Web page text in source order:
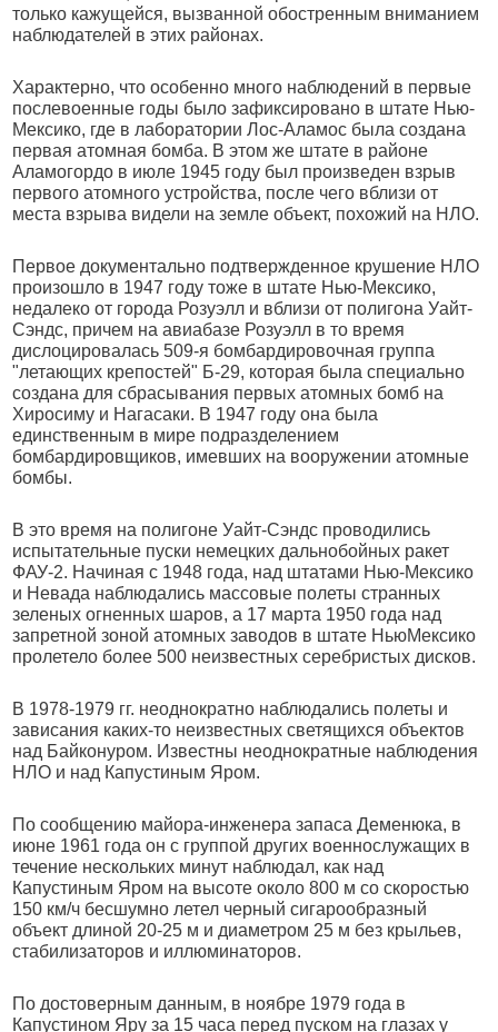
только кажущейся, вызванной обостренным вниманием
наблюдателей в этих районах.
Характерно, что особенно много наблюдений в первые
послевоенные годы было зафиксировано в штате Нью-
Мексико, где в лаборатории Лос-Аламос была создана
первая атомная бомба. В этом же штате в районе
Аламогордо в июле 1945 году был произведен взрыв
первого атомного устройства, после чего вблизи от
места взрыва видели на земле объект, похожий на НЛО.
Первое документально подтвержденное крушение НЛО
произошло в 1947 году тоже в штате Нью-Мексико,
недалеко от города Розуэлл и вблизи от полигона Уайт-
Сэндс, причем на авиабазе Розуэлл в то время
дислоцировалась 509-я бомбардировочная группа
"летающих крепостей" Б-29, которая была специально
создана для сбрасывания первых атомных бомб на
Хиросиму и Нагасаки. В 1947 году она была
единственным в мире подразделением
бомбардировщиков, имевших на вооружении атомные
бомбы.
В это время на полигоне Уайт-Сэндс проводились
испытательные пуски немецких дальнобойных ракет
ФАУ-2. Начиная с 1948 года, над штатами Нью-Мексико
и Невада наблюдались массовые полеты странных
зеленых огненных шаров, а 17 марта 1950 года над
запретной зоной атомных заводов в штате НьюМексико
пролетело более 500 неизвестных серебристых дисков.
В 1978-1979 гг. неоднократно наблюдались полеты и
зависания каких-то неизвестных светящихся объектов
над Байконуром. Известны неоднократные наблюдения
НЛО и над Капустиным Яром.
По сообщению майора-инженера запаса Деменюка, в
июне 1961 года он с группой других военнослужащих в
течение нескольких минут наблюдал, как над
Капустиным Яром на высоте около 800 м со скоростью
150 км/ч бесшумно летел черный сигарообразный
объект длиной 20-25 м и диаметром 25 м без крыльев,
стабилизаторов и иллюминаторов.
По достоверным данным, в ноябре 1979 года в
Капустином Яру за 15 часа перед пуском на глазах у